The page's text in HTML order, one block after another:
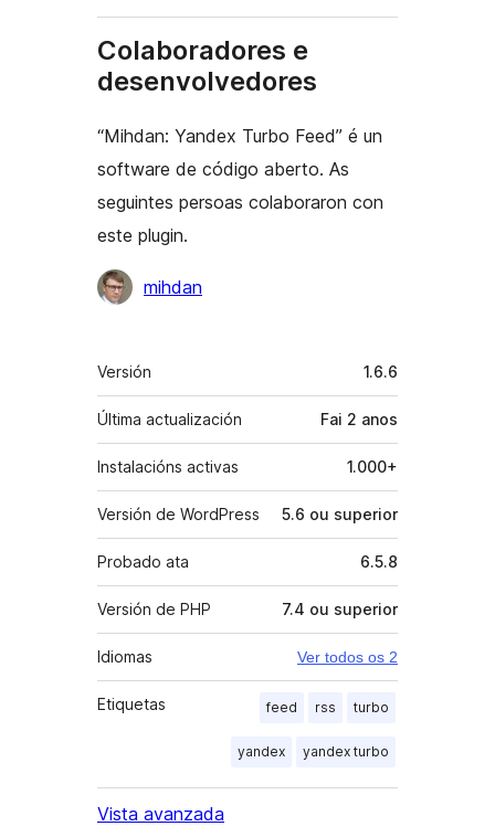
Colaboradores e
desenvolvedores
“Mihdan: Yandex Turbo Feed” é un
software de código aberto. As
seguintes persoas colaboraron con
este plugin.
Colaboradores
mihdan
Meta
Versión 1.6.6
Última actualización Fai 2 anos
Instalacións activas 1.000+
Versión de WordPress 5.6 ou superior
Probado ata 6.5.8
Versión de PHP 7.4 ou superior
Idiomas Ver todos os 2
Etiquetas feed rss turbo
yandex yandex turbo
Vista avanzada